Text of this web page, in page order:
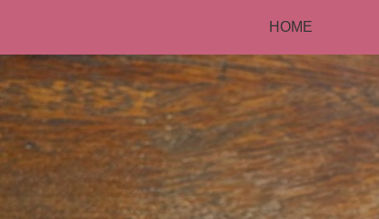
HOME